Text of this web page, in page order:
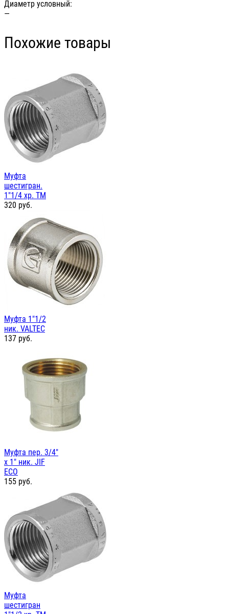
Диаметр условный:
—
Похожие товары
Муфта
шестигран.
1"1/4 хр. TM
320 руб.
Муфта 1"1/2
ник. VALTEC
137 руб.
Муфта пер. 3/4"
х 1" ник. JIF
ЕСО
155 руб.
Муфта
шестигран